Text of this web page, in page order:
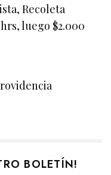
Recoleta
luego $2.000
BOLETÍN!